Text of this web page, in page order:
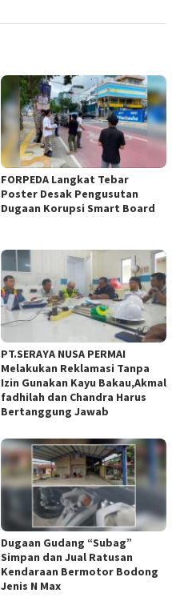
FORPEDA Langkat Tebar
Poster Desak Pengusutan
Dugaan Korupsi Smart Board
PT.SERAYA NUSA PERMAI
Melakukan Reklamasi Tanpa
Izin Gunakan Kayu Bakau,Akmal
fadhilah dan Chandra Harus
Bertanggung Jawab
Dugaan Gudang “Subag”
Simpan dan Jual Ratusan
Kendaraan Bermotor Bodong
Jenis N Max